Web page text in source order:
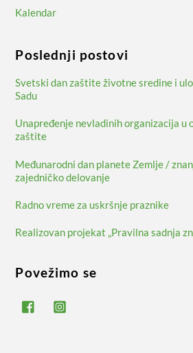
Kalendar
Poslednji postovi
Svetski dan zaštite životne sredine i
Sadu
Unapređenje nevladinih organizacija u
zaštite
Međunarodni dan planete Zemlje /
zajedničko delovanje
Radno vreme za uskršnje praznike
Realizovan projekat „Pravilna sadnja
Povežimo se
Facebook